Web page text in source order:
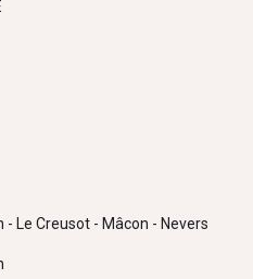
Le Creusot - Mâcon - Nevers